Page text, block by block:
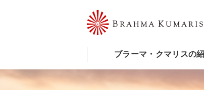
ブラーマ・クマリスの